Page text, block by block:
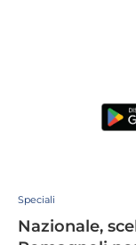
Speciali
Nazionale,